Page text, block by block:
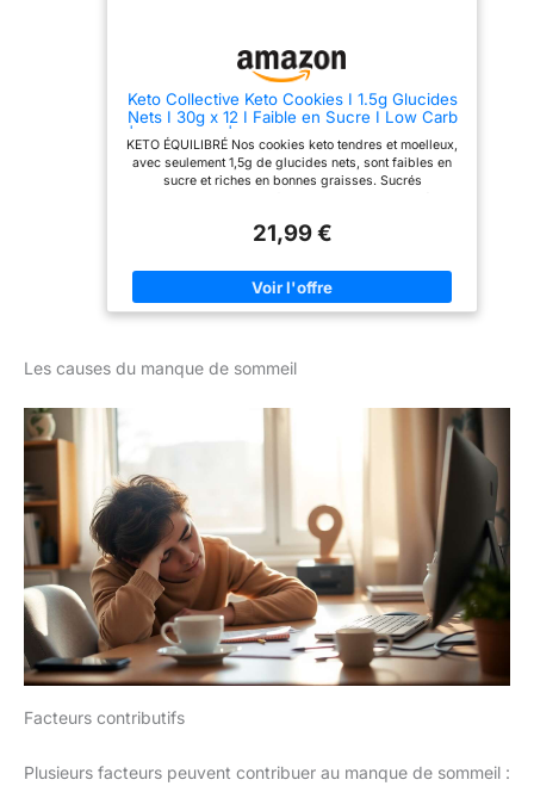
Keto Collective Keto Cookies I 1.5g Glucides
Nets I 30g x 12 I Faible en Sucre I Low Carb
| Vrai Beurre | Biscuits Cetogene I Riche en
Fibres I Convient aux Diabétiques I
(Gingembre)
KETO ÉQUILIBRÉ Nos cookies keto tendres et moelleux,
avec seulement 1,5g de glucides nets, sont faibles en
sucre et riches en bonnes graisses. Sucrés
21,99 €
Les causes du manque de sommeil
Facteurs contributifs
Plusieurs facteurs peuvent contribuer au manque de sommeil :